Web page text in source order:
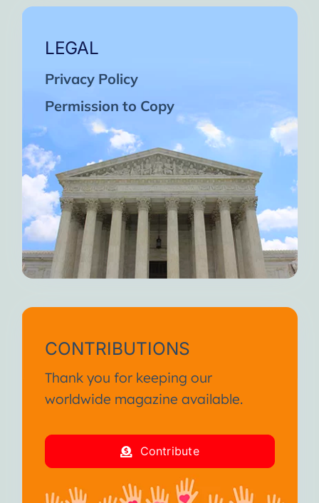
LEGAL
Privacy Policy
Permission to Copy
CONTRIBUTIONS
Thank you for keeping our
worldwide magazine available.
Contribute